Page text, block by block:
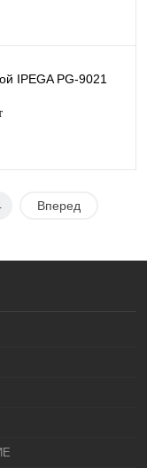
IPEGA PG-9021
Вперед